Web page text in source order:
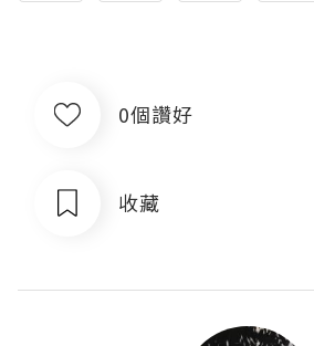
0個讚好
收藏